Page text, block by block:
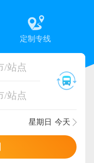
定制专线
/站点
/站点
星期日 今天